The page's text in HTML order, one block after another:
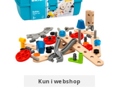
Kun i webshop